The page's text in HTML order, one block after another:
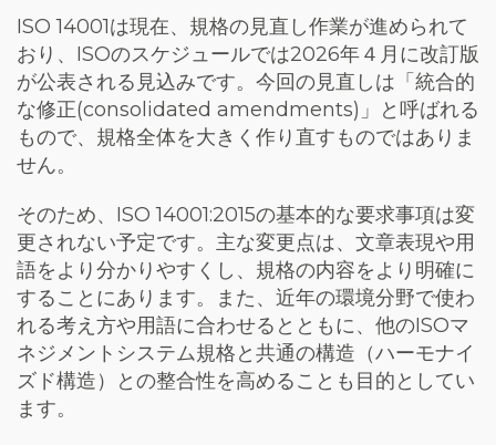
ISO 14001は現在、規格の見直し作業が進められて
おり、ISOのスケジュールでは2026年４月に改訂版
が公表される見込みです。今回の見直しは「統合的
な修正(consolidated amendments)」と呼ばれる
もので、規格全体を大きく作り直すものではありま
せん。
そのため、ISO 14001:2015の基本的な要求事項は変
更されない予定です。主な変更点は、文章表現や用
語をより分かりやすくし、規格の内容をより明確に
することにあります。また、近年の環境分野で使わ
れる考え方や用語に合わせるとともに、他のISOマ
ネジメントシステム規格と共通の構造（ハーモナイ
ズド構造）との整合性を高めることも目的としてい
ます。